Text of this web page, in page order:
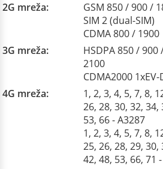
2G mreža:
GSM 850 / 900 /
SIM 2 (dual-SIM)
CDMA 800 / 1900
3G mreža:
HSDPA 850 / 900
2100
CDMA2000 1xEV-
4G mreža:
1, 2, 3, 4, 5, 7, 8,
26, 28, 30, 32, 34,
53, 66 - A3287
1, 2, 3, 4, 5, 7, 8,
25, 26, 28, 29, 30,
42, 48, 53, 66, 71